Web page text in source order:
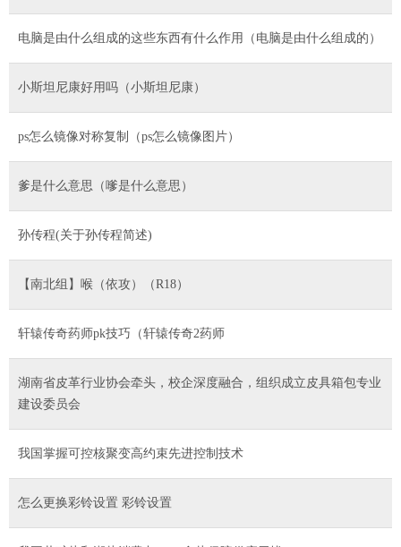
电脑是由什么组成的这些东西有什么作用（电脑是由什么组成的）
小斯坦尼康好用吗（小斯坦尼康）
ps怎么镜像对称复制（ps怎么镜像图片）
爹是什么意思（嗲是什么意思）
孙传程(关于孙传程简述)
【南北组】喉（依攻）（R18）
轩辕传奇药师pk技巧（轩辕传奇2药师
湖南省皮革行业协会牵头，校企深度融合，组织成立皮具箱包专业
建设委员会
我国掌握可控核聚变高约束先进控制技术
怎么更换彩铃设置 彩铃设置